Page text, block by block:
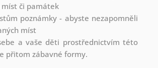
či památek
poznámky - abyste nezapomněli
míst
a vaše děti prostřednictvím této
přitom zábavné formy.